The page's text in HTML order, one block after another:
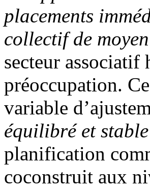
placements
collectif de
secteur
préoccupation.
variable
équilibré et stable
planification
coconstruit aux